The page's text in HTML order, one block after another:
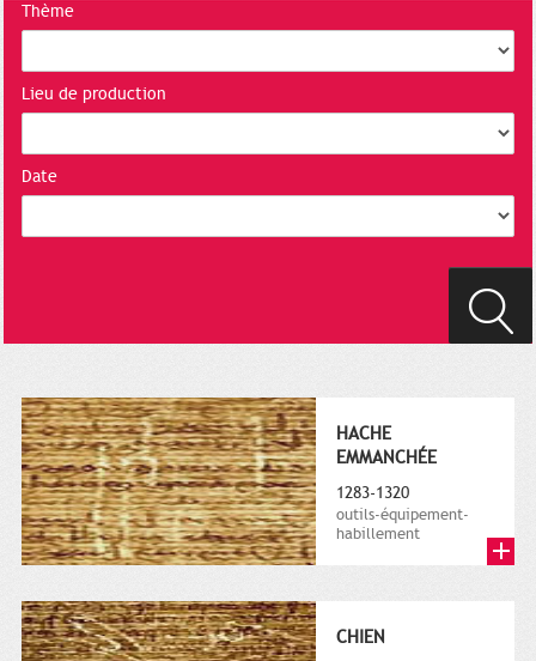
Thème
Lieu de production
Date
HACHE
EMMANCHÉE
1283-1320
outils-équipement-
habillement
CHIEN